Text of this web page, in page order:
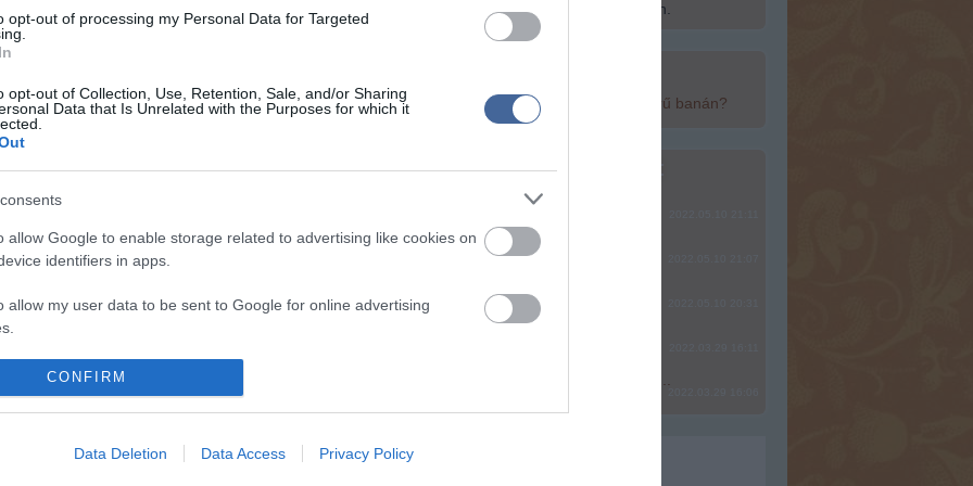
opt-out of processing my Personal Data for Targeted
opt-out of Collection, Use, Retention, Sale, and/or Sharing
Data that Is Unrelated with the Purposes for which it
allow Google to enable storage related to advertising like cookies on
identifiers in apps.
allow my user data to be sent to Google for online advertising
allow Google to send me personalized advertising.
identifiers in apps.
CONFIRM
Data Deletion Data Access Privacy Policy
a rendkívüli spanyol rendező
világhírű filmkritikus
Grammy-díjas amerikai popénekesnő
hozzáfűzött hozzászólások nem ama.hu network
A szerkesztőség mindössze a hírek publikációjával
tartalmazzák.
Skrillex lép fel a Szabadság Szigetén.
Nem is olyan egészséges a népszerű banán?
top fórum témák:
Tanár Úr gyere, mindjárt lesz Lillád!
AZ IGAZSÁG SOHA NEM KÉSŐ
Mit szólsz? Ide minden baromságot...